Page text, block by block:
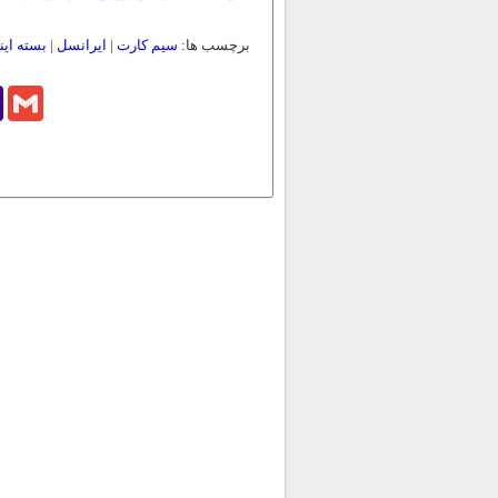
برچسب ها: سیم کارت | ایرانسل | بسته
Gmail